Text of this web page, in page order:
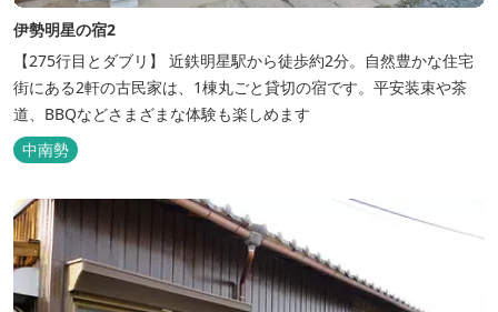
伊勢明星の宿2
【275行目とダブリ】 近鉄明星駅から徒歩約2分。自然豊かな住宅
街にある2軒の古民家は、1棟丸ごと貸切の宿です。平安装束や茶
道、BBQなどさまざまな体験も楽しめます
中南勢